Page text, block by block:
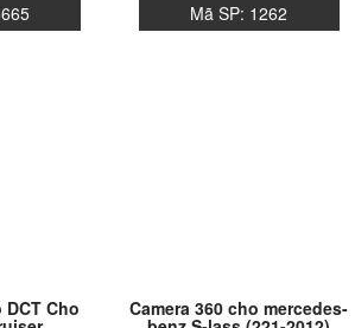
Mã SP: 1262
DCT Cho Camera 360 cho mercedes-